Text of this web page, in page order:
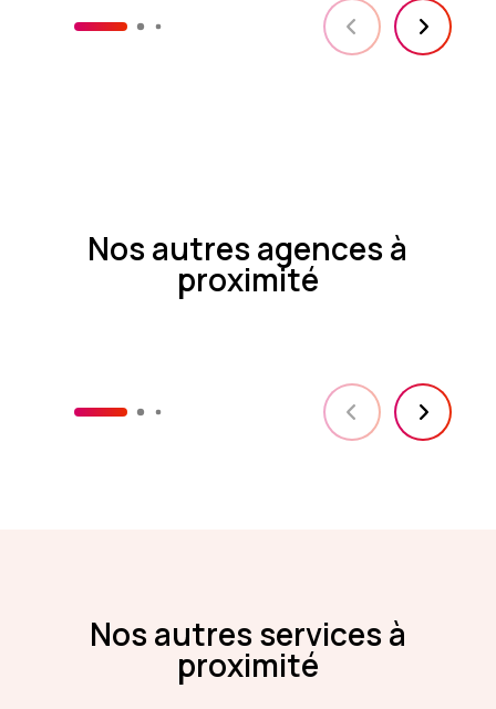
Nos autres agences à
proximité
Nos autres services à
proximité